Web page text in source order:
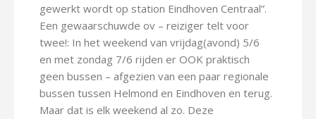
gewerkt wordt op station Eindhoven Centraal”.
Een gewaarschuwde ov – reiziger telt voor
twee!: In het weekend van vrijdag(avond) 5/6
en met zondag 7/6 rijden er OOK praktisch
geen bussen – afgezien van een paar regionale
bussen tussen Helmond en Eindhoven en terug.
Maar dat is elk weekend al zo. Deze